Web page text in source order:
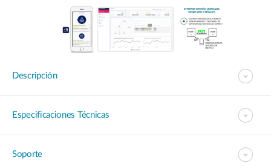
Descripción
Especificaciones Técnicas
Soporte